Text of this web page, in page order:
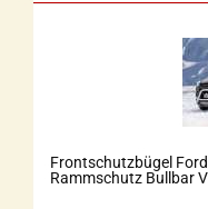
Frontschutzbügel
Rammschutz Bullbar